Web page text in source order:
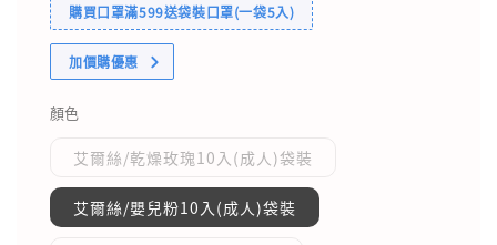
購買口罩滿599送袋裝口罩(一袋5入)
加價購優惠
顏色
艾爾絲/乾燥玫瑰10入(成人)袋裝
艾爾絲/嬰兒粉10入(成人)袋裝